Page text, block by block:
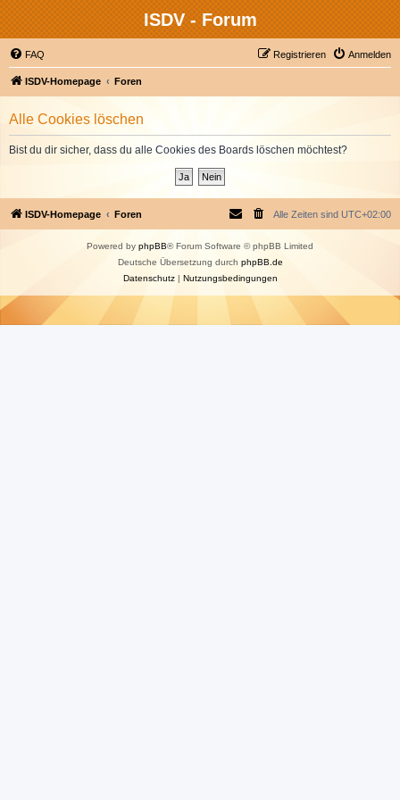
ISDV - Forum
FAQ Anmelden
Registrieren
ISDV-Homepage Foren
Alle Cookies löschen
Bist du dir sicher, dass du alle Cookies des Boards löschen möchtest?
ISDV-Homepage Foren Alle Zeiten sind UTC+02:00
Powered by phpBB® Forum Software © phpBB Limited
Deutsche Übersetzung durch phpBB.de
Datenschutz| Nutzungsbedingungen